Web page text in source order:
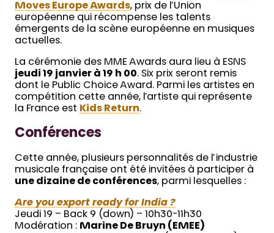
Moves Europe Awards, prix de l’Union
européenne qui récompense les talents
émergents de la scène européenne en musiques
actuelles.
La cérémonie des MME Awards aura lieu à ESNS
jeudi 19 janvier à 19 h 00. Six prix seront remis
dont le Public Choice Award. Parmi les artistes en
compétition cette année, l’artiste qui représente
la France est Kids Return.
Conférences
Cette année, plusieurs personnalités de l’industrie
musicale française ont été invitées à participer à
une dizaine de conférences, parmi lesquelles :
Are you export ready for India ?
Jeudi 19 – Back 9 (down) – 10h30-11h30
Modération : Marine De Bruyn (EMEE)